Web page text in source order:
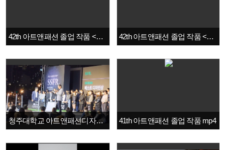
42th 아트앤패션 졸업 작품 <Vintage Classic> 42th 아트앤패션 졸업 작품 <Casual Street>
청주대학교 아트앤패션디자인학과, 2022 상상패션 런웨이 두 팀 최종 합격 41th 아트앤패션 졸업 작품 mp4